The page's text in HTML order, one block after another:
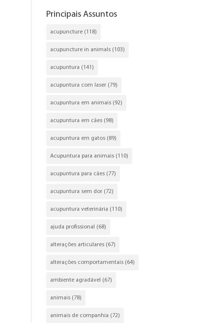
Principais Assuntos
acupuncture (118)
acupuncture in animals (103)
acupuntura (141)
acupuntura com laser (79)
acupuntura em animais (92)
acupuntura em cães (98)
acupuntura em gatos (89)
Acupuntura para animais (110)
acupuntura para cães (77)
acupuntura sem dor (72)
acupuntura veterinária (110)
ajuda profissional (68)
alterações articulares (67)
alterações comportamentais (64)
ambiente agradável (67)
animais (78)
animais de companhia (72)